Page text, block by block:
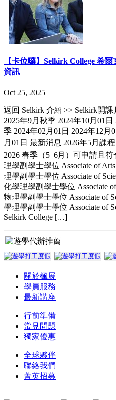
【卡位囉】Selkirk College 希
資訊
Oct 25, 2025
返回 Selkirk 介紹 >> Selkirk開
2025年9月秋季 2024年10月01
季 2024年02月01日 2024年12月
月01日 最新消息 2026年5月課
2026 春季（5–6月）可申請且
理學副學士學位 Associate of
理學副學士學位 Associate of
化學理學副學士學位 Associate of
物理學副學士學位 Associate of
學理學副學士學位 Associate of
Selkirk College […]
關於楓展
學員服務
最新講座
行前準備
常見問題
獨家優惠
全球夥伴
聯絡我們
菁英招募